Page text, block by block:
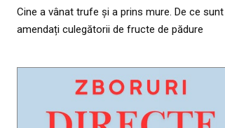
Cine a vânat trufe și a prins mure. De ce sunt
amendați culegătorii de fructe de pădure